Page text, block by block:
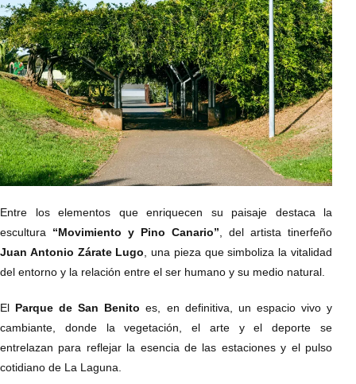
Entre los elementos que enriquecen su paisaje destaca la
escultura “Movimiento y Pino Canario” , del artista tinerfeño
Juan Antonio Zárate Lugo , una pieza que simboliza la vitalidad
del entorno y la relación entre el ser humano y su medio natural.
El Parque de San Benito es, en definitiva, un espacio vivo y
cambiante, donde la vegetación, el arte y el deporte se
entrelazan para reflejar la esencia de las estaciones y el pulso
cotidiano de La Laguna.